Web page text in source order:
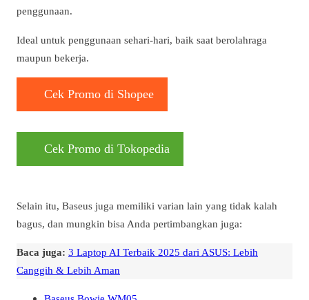
penggunaan.
Ideal untuk penggunaan sehari-hari, baik saat berolahraga
maupun bekerja.
Cek Promo di Shopee
Cek Promo di Tokopedia
Selain itu, Baseus juga memiliki varian lain yang tidak kalah
bagus, dan mungkin bisa Anda pertimbangkan juga:
Baca juga: 3 Laptop AI Terbaik 2025 dari ASUS: Lebih
Canggih & Lebih Aman